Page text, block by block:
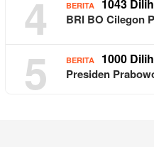
4 BERITA 1043
BRI BO Cilegon
5 BERITA 1000
Presiden